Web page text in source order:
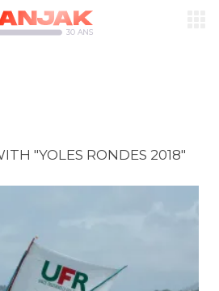
"YOLES RONDES 2018"